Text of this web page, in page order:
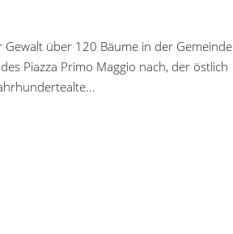
über 120 Bäume in der Gemeinde
Piazza Primo Maggio nach, der östlich